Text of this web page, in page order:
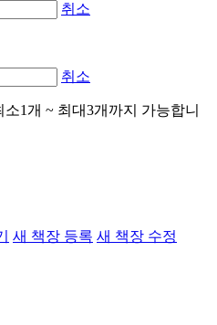
취소
취소
1개 ~ 최대3개까지 가능합니
새 책장 등록 새 책장 수정